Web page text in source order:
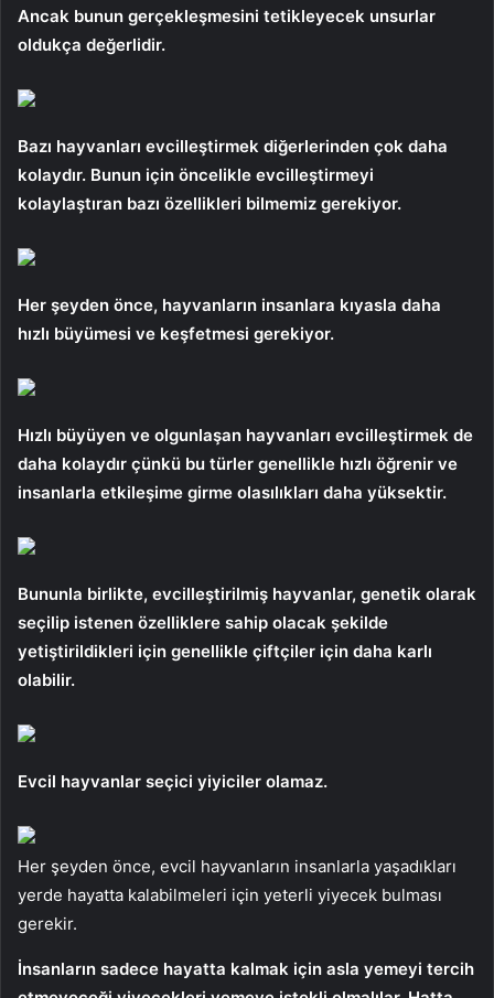
Ancak bunun gerçekleşmesini tetikleyecek unsurlar
oldukça değerlidir.
Bazı hayvanları evcilleştirmek diğerlerinden çok daha
kolaydır. Bunun için öncelikle evcilleştirmeyi
kolaylaştıran bazı özellikleri bilmemiz gerekiyor.
Her şeyden önce, hayvanların insanlara kıyasla daha
hızlı büyümesi ve keşfetmesi gerekiyor.
Hızlı büyüyen ve olgunlaşan hayvanları evcilleştirmek de
daha kolaydır çünkü bu türler genellikle hızlı öğrenir ve
insanlarla etkileşime girme olasılıkları daha yüksektir.
Bununla birlikte, evcilleştirilmiş hayvanlar, genetik olarak
seçilip istenen özelliklere sahip olacak şekilde
yetiştirildikleri için genellikle çiftçiler için daha karlı
olabilir.
Evcil hayvanlar seçici yiyiciler olamaz.
Her şeyden önce, evcil hayvanların insanlarla yaşadıkları
yerde hayatta kalabilmeleri için yeterli yiyecek bulması
gerekir.
İnsanların sadece hayatta kalmak için asla yemeyi tercih